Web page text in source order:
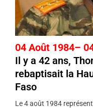
04 Août 1984–
Il y a 42 ans,
rebaptisait la
Faso
Le 4 août 1984